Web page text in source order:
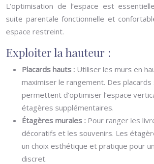
L’optimisation de l’espace est
suite parentale fonctionnelle et
espace restreint.
Exploiter la hauteur :
Placards hauts : Utiliser les murs en
maximiser le rangement. Des
permettent d’optimiser l’espace
étagères supplémentaires.
Étagères murales : Pour ranger les
décoratifs et les souvenirs. Les
un choix esthétique et pratique pour
discret.